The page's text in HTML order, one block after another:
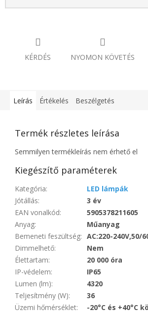
KÉRDÉS NYOMON KÖVETÉS
Leírás Értékelés Beszélgetés
Termék részletes leírása
Semmilyen termékleírás nem érhető el
Kiegészítő paraméterek
Kategória:
LED lámpák
Jótállás:
3 év
EAN vonalkód:
5905378211605
Anyag:
Műanyag
Bemeneti feszültség: AC:220-240V,50/
Dimmelhető:
Nem
Élettartam:
20 000 óra
IP-védelem:
IP65
Lumen (lm):
4320
Teljesítmény (W):
36
Üzemi hőmérséklet:
-20°C és +40°C